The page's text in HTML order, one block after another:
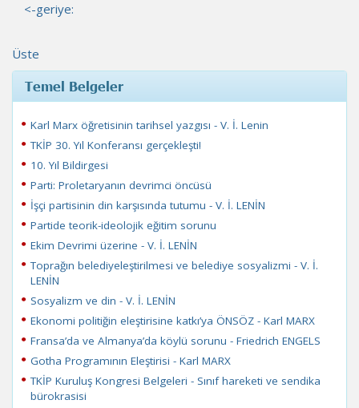
<-geriye:
Üste
Temel Belgeler
Karl Marx öğretisinin tarihsel yazgısı - V. İ. Lenin
TKİP 30. Yıl Konferansı gerçekleşti!
10. Yıl Bildirgesi
Parti: Proletaryanın devrimci öncüsü
İşçi partisinin din karşısında tutumu - V. İ. LENİN
Partide teorik-ideolojik eğitim sorunu
Ekim Devrimi üzerine - V. İ. LENİN
Toprağın belediyeleştirilmesi ve belediye sosyalizmi - V. İ.
LENİN
Sosyalizm ve din - V. İ. LENİN
Ekonomi politiğin eleştirisine katkı’ya ÖNSÖZ - Karl MARX
Fransa’da ve Almanya’da köylü sorunu - Friedrich ENGELS
Gotha Programının Eleştirisi - Karl MARX
TKİP Kuruluş Kongresi Belgeleri - Sınıf hareketi ve sendika
bürokrasisi